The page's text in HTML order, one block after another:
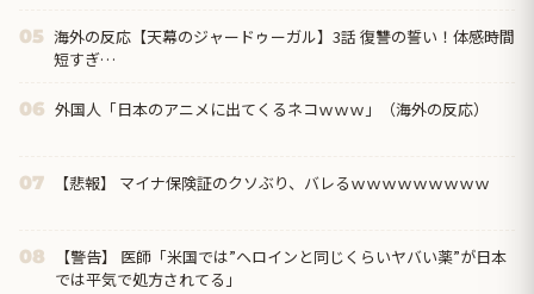
05 海外の反応【天幕のジャードゥーガル】3話 復讐の誓い！体感時間
短すぎ…
06 外国人「日本のアニメに出てくるネコｗｗｗ」（海外の反応）
07 【悲報】 マイナ保険証のクソぶり、バレるｗｗｗｗｗｗｗｗｗ
08
【警告】 医師「米国では”ヘロインと同じくらいヤバい薬”が日本
では平気で処方されてる」